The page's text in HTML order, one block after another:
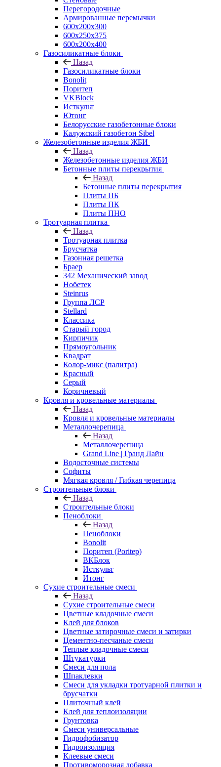
Перегородочные
Армированные перемычки
600х200х300
600х250х375
600х200х400
Газосиликатные блоки
Назад
Газосиликатные блоки
Bonolit
Поритеп
VKBlock
Исткульт
Ютонг
Белорусские газобетонные блоки
Калужский газобетон Sibel
Железобетонные изделия ЖБИ
Назад
Железобетонные изделия ЖБИ
Бетонные плиты перекрытия
Назад
Бетонные плиты перекрытия
Плиты ПБ
Плиты ПК
Плиты ПНО
Тротуарная плитка
Назад
Тротуарная плитка
Брусчатка
Газонная решетка
Браер
342 Механический завод
Нобетек
Steinrus
Группа ЛСР
Stellard
Классика
Старый город
Кирпичик
Прямоугольник
Квадрат
Колор-микс (палитра)
Красный
Серый
Коричневый
Кровля и кровельные материалы
Назад
Кровля и кровельные материалы
Металлочерепица
Назад
Металлочерепица
Grand Line | Гранд Лайн
Водосточные системы
Софиты
Мягкая кровля / Гибкая черепица
Строительные блоки
Назад
Строительные блоки
Пеноблоки
Назад
Пеноблоки
Bonolit
Поритеп (Poritep)
ВКБлок
Исткульт
Итонг
Сухие строительные смеси
Назад
Сухие строительные смеси
Цветные кладочные смеси
Клей для блоков
Цветные затирочные смеси и затирки
Цементно-песчаные смеси
Теплые кладочные смеси
Штукатурки
Смеси для пола
Шпаклевки
Смеси для укладки тротуарной плитки и
брусчатки
Плиточный клей
Клей для теплоизоляции
Грунтовка
Смеси универсальные
Гидрофобизатор
Гидроизоляция
Клеевые смеси
Противоморозная добавка